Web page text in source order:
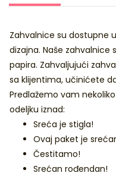
Zahvalnice su dostupne
dizajna. Naše
papira. Zahvaljujući
sa klijentima, učinićete
Predlažemo vam
odeljku iznad:
Sreća je stigla!
Ovaj paket je
Čestitamo!
Srećan rođendan!